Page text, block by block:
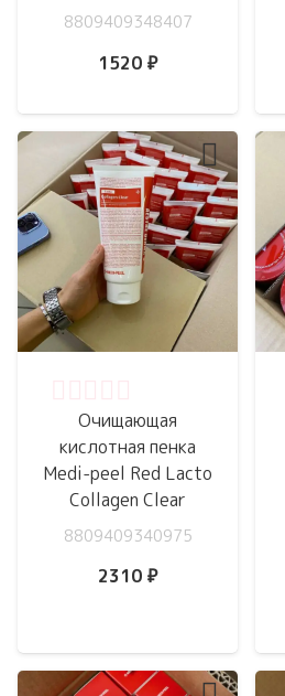
8809409348407
1520 ₽
Очищающая
кислотная пенка
Medi-peel Red Lacto
Collagen Clear
8809409340975
2310 ₽